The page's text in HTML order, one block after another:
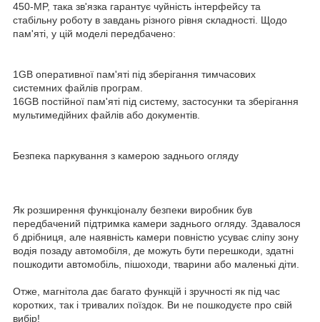
450-MP, така зв'язка гарантує чуйність інтерфейсу та
стабільну роботу в завдань різного рівня складності. Щодо
пам'яті, у цій моделі передбачено:
1GB оперативної пам'яті під зберігання тимчасових
системних файлів програм.
16GB постійної пам'яті під систему, застосунки та зберігання
мультимедійних файлів або документів.
Безпека паркування з камерою заднього огляду
Як розширення функціоналу безпеки виробник був
передбачений підтримка камери заднього огляду. Здавалося
б дрібниця, але наявність камери повністю усуває сліпу зону
водія позаду автомобіля, де можуть бути перешкоди, здатні
пошкодити автомобіль, пішоходи, тварини або маленькі діти.
Отже, магнітола дає багато функцій і зручності як під час
коротких, так і тривалих поїздок. Ви не пошкодуєте про свій
вибір!